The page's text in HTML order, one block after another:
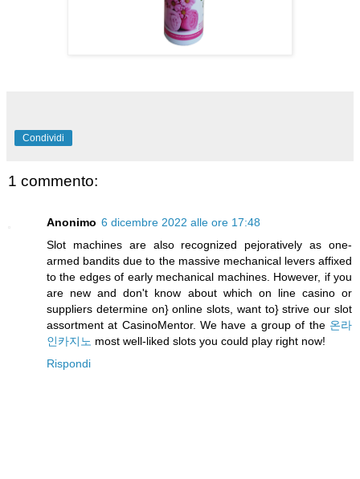
Condividi
1 commento:
Anonimo 6 dicembre 2022 alle ore 17:48
Slot machines are also recognized pejoratively as one-
armed bandits due to the massive mechanical levers affixed
to the edges of early mechanical machines. However, if you
are new and don't know about which on line casino or
suppliers determine on} online slots, want to} strive our slot
assortment at CasinoMentor. We have a group of the 온라
인카지노 most well-liked slots you could play right now!
Rispondi